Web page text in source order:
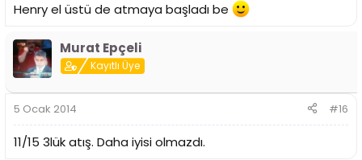
Henry el üstü de atmaya başladı be
Murat Epçeli
Kayıtlı Üye
5 Ocak 2014 #16
11/15 3lük atış. Daha iyisi olmazdı.